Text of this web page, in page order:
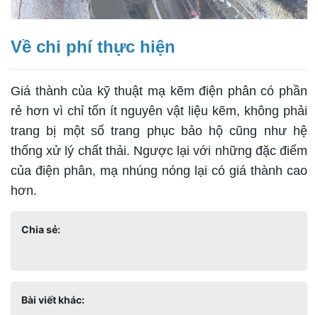
Về chi phí thực hiện
Giá thành của kỹ thuật mạ kẽm điện phân có phần
rẻ hơn vì chỉ tốn ít nguyên vật liệu kẽm, không phải
trang bị một số trang phục bảo hộ cũng như hệ
thống xử lý chất thải. Ngược lại với những đặc điểm
của điện phân, mạ nhúng nóng lại có giá thành cao
hơn.
Chia sẻ:
Bài viết khác: